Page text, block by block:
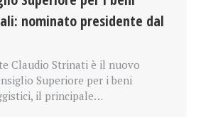
nominato presidente dal
Claudio Strinati è il nuovo
Superiore per i beni
il principale…